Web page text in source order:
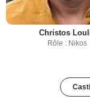
Christos
Rôle : Nikos